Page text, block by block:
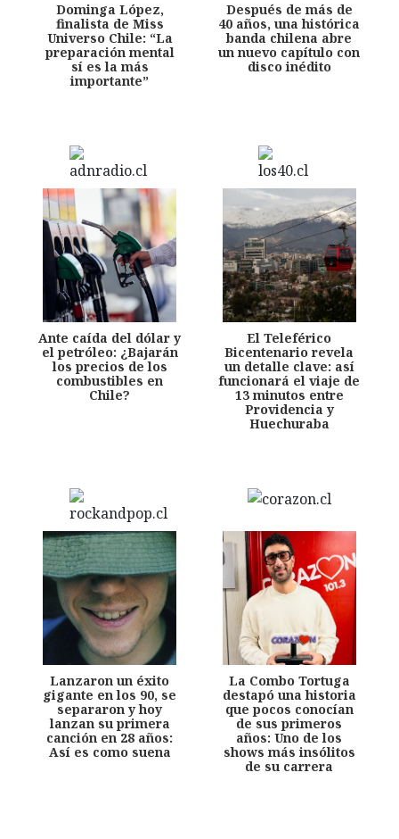
Dominga López,
finalista de Miss
Universo Chile: “La
preparación mental
sí es la más
importante”
Después de más de
40 años, una histórica
banda chilena abre
un nuevo capítulo con
disco inédito
Ante caída del dólar y
el petróleo: ¿Bajarán
los precios de los
combustibles en
Chile?
El Teleférico
Bicentenario revela
un detalle clave: así
funcionará el viaje de
13 minutos entre
Providencia y
Huechuraba
Lanzaron un éxito
gigante en los 90, se
separaron y hoy
lanzan su primera
canción en 28 años:
Así es como suena
La Combo Tortuga
destapó una historia
que pocos conocían
de sus primeros
años: Uno de los
shows más insólitos
de su carrera